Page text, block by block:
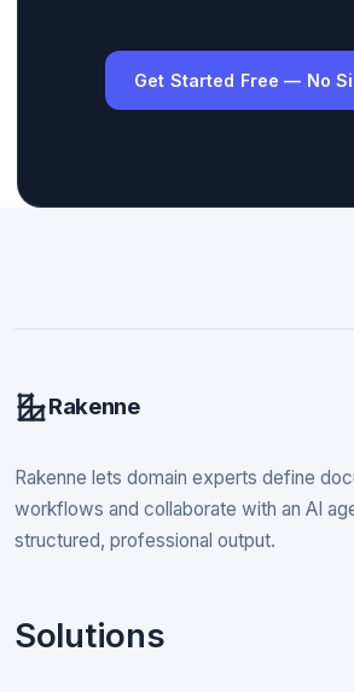
Get Started Free — No
Rakenne
Rakenne lets domain experts define
workflows and collaborate with an AI
structured, professional output.
Solutions